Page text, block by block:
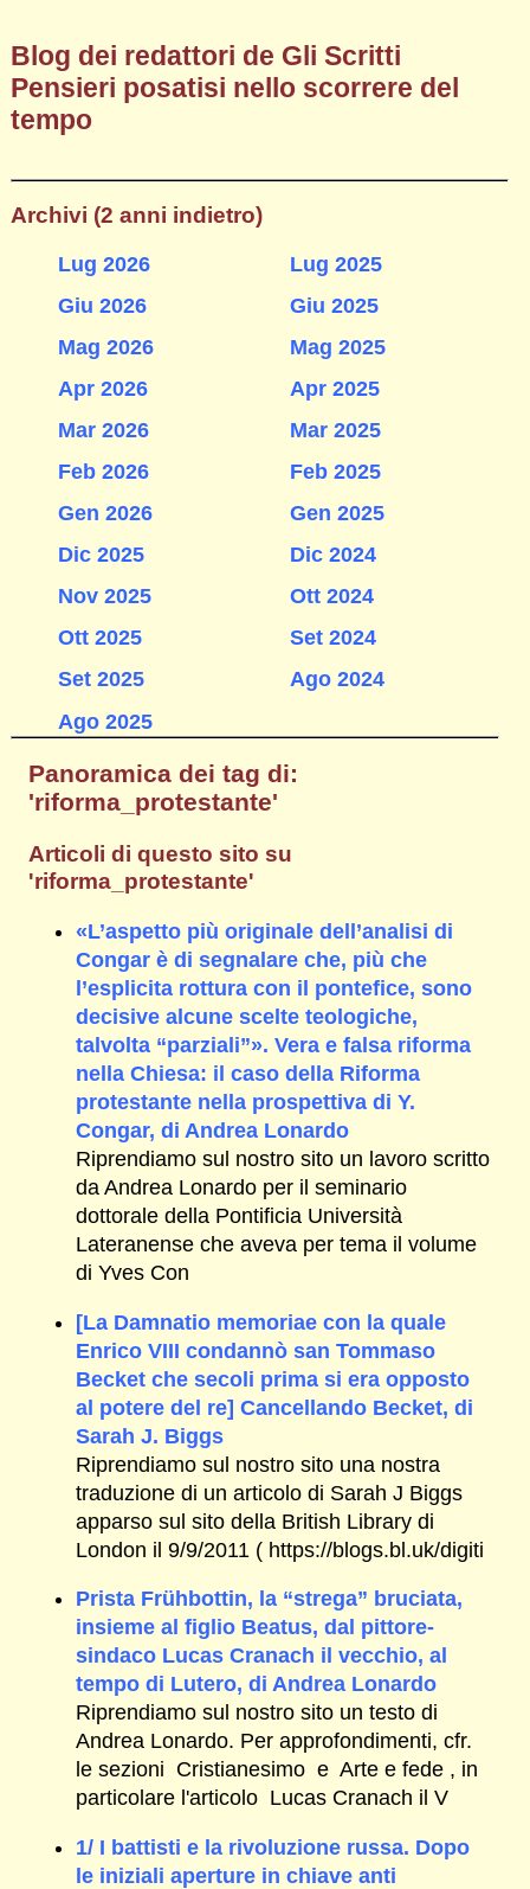
Blog dei redattori de Gli Scritti
Pensieri posatisi nello scorrere del
tempo
Archivi (2 anni indietro)
Lug 2026
Giu 2026
Mag 2026
Apr 2026
Mar 2026
Feb 2026
Gen 2026
Dic 2025
Nov 2025
Ott 2025
Set 2025
Ago 2025
Lug 2025
Giu 2025
Mag 2025
Apr 2025
Mar 2025
Feb 2025
Gen 2025
Dic 2024
Ott 2024
Set 2024
Ago 2024
Panoramica dei tag di:
'riforma_protestante'
Articoli di questo sito su
'riforma_protestante'
«L’aspetto più originale dell’analisi di
Congar è di segnalare che, più che
l’esplicita rottura con il pontefice, sono
decisive alcune scelte teologiche,
talvolta “parziali”». Vera e falsa riforma
nella Chiesa: il caso della Riforma
protestante nella prospettiva di Y.
Congar, di Andrea Lonardo
Riprendiamo sul nostro sito un lavoro scritto
da Andrea Lonardo per il seminario
dottorale della Pontificia Università
Lateranense che aveva per tema il volume
di Yves Con
[La Damnatio memoriae con la quale
Enrico VIII condannò san Tommaso
Becket che secoli prima si era opposto
al potere del re] Cancellando Becket, di
Sarah J. Biggs
Riprendiamo sul nostro sito una nostra
traduzione di un articolo di Sarah J Biggs
apparso sul sito della British Library di
London il 9/9/2011 ( https://blogs.bl.uk/digiti
Prista Frühbottin, la “strega” bruciata,
insieme al figlio Beatus, dal pittore-
sindaco Lucas Cranach il vecchio, al
tempo di Lutero, di Andrea Lonardo
Riprendiamo sul nostro sito un testo di
Andrea Lonardo. Per approfondimenti, cfr.
le sezioni Cristianesimo e Arte e fede , in
particolare l'articolo Lucas Cranach il V
1/ I battisti e la rivoluzione russa. Dopo
le iniziali aperture in chiave anti